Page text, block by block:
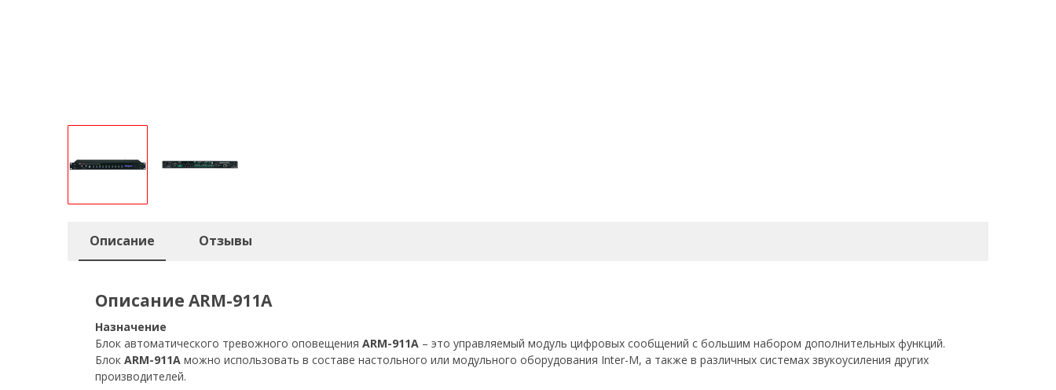
Описание Отзывы
Описание ARM-911A
Назначение
Блок автоматического тревожного оповещения ARM-911A – это управляемый модуль цифровых сообщений с большим набором дополнительных функций.
Блок ARM-911A можно использовать в составе настольного или модульного оборудования Inter-M, а также в различных системах звукоусиления других
производителей.